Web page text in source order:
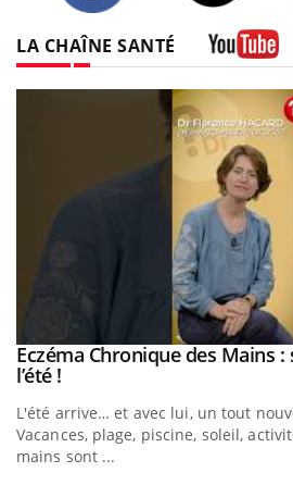
LA CHAÎNE SANTÉ
Youtube
Eczéma Chronique des Mains
l’été !Youtube
L'été arrive… et avec lui, un tout
Vacances, plage, piscine, soleil,
mains sont ...